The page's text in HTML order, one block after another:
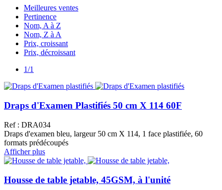
Meilleures ventes
Pertinence
Nom, A à Z
Nom, Z à A
Prix, croissant
Prix, décroissant
1/1
Draps d'Examen Plastifiés 50 cm X 114 60F
Ref : DRA034
Draps d'examen bleu, largeur 50 cm X 114, 1 face plastifiée, 60
formats prédécoupés
Afficher plus
Housse de table jetable, 45GSM, à l'unité